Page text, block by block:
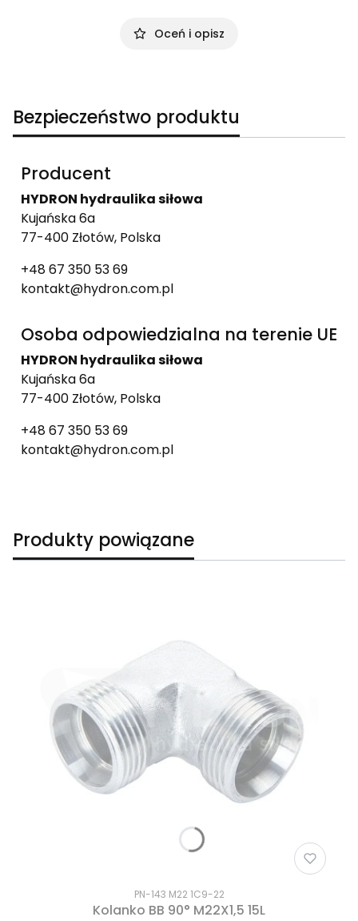
Oceń i opisz
Bezpieczeństwo produktu
Producent
HYDRON hydraulika siłowa
Kujańska 6a
77-400 Złotów, Polska
+48 67 350 53 69
kontakt@hydron.com.pl
Osoba odpowiedzialna na terenie UE
HYDRON hydraulika siłowa
Kujańska 6a
77-400 Złotów, Polska
+48 67 350 53 69
kontakt@hydron.com.pl
Produkty powiązane
PN-143 M22 1C9-22
Kolanko BB 90° M22X1,5 15L